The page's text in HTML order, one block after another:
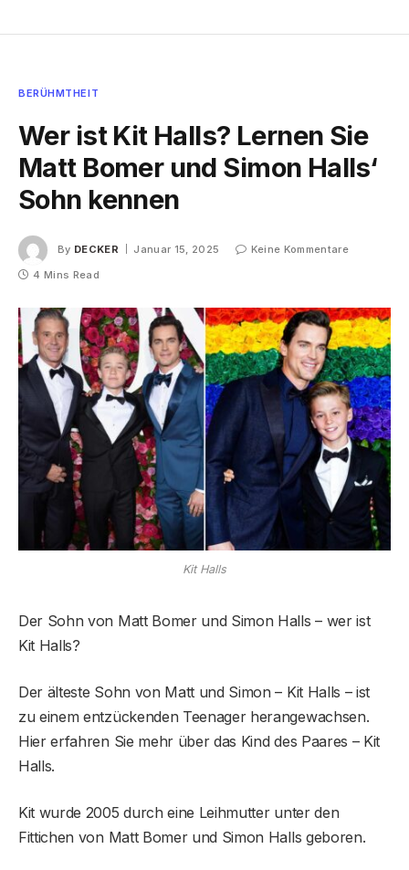
BERÜHMTHEIT
Wer ist Kit Halls? Lernen Sie
Matt Bomer und Simon Halls‘
Sohn kennen
By DECKER Januar 15, 2025
Keine Kommentare
4 Mins Read
Kit Halls
Der Sohn von Matt Bomer und Simon Halls – wer ist
Kit Halls?
Der älteste Sohn von Matt und Simon – Kit Halls – ist
zu einem entzückenden Teenager herangewachsen.
Hier erfahren Sie mehr über das Kind des Paares – Kit
Halls.
Kit wurde 2005 durch eine Leihmutter unter den
Fittichen von Matt Bomer und Simon Halls geboren.